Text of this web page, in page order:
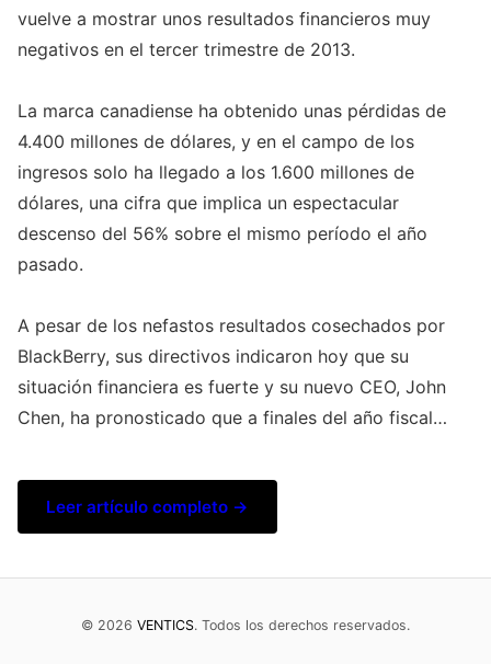
vuelve a mostrar unos resultados financieros muy
negativos en el tercer trimestre de 2013.
La marca canadiense ha obtenido unas pérdidas de
4.400 millones de dólares, y en el campo de los
ingresos solo ha llegado a los 1.600 millones de
dólares, una cifra que implica un espectacular
descenso del 56% sobre el mismo período el año
pasado.
A pesar de los nefastos resultados cosechados por
BlackBerry, sus directivos indicaron hoy que su
situación financiera es fuerte y su nuevo CEO, John
Chen, ha pronosticado que a finales del año fiscal…
Leer artículo completo →
© 2026 VENTICS. Todos los derechos reservados.